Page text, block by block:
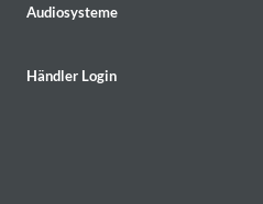
Audiosysteme
Händler Login